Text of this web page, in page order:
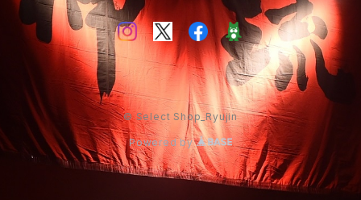
© Select Shop_Ryujin
Powered by